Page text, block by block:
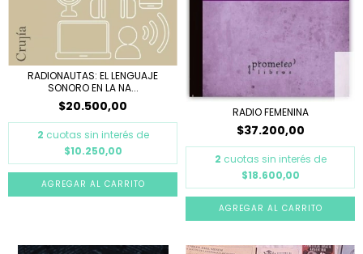
RADIONAUTAS: EL LENGUAJE
SONORO EN LA NA...
$20.500,00
2 cuotas sin interés de
$10.250,00
RADIO FEMENINA
$37.200,00
2 cuotas sin interés de
$18.600,00